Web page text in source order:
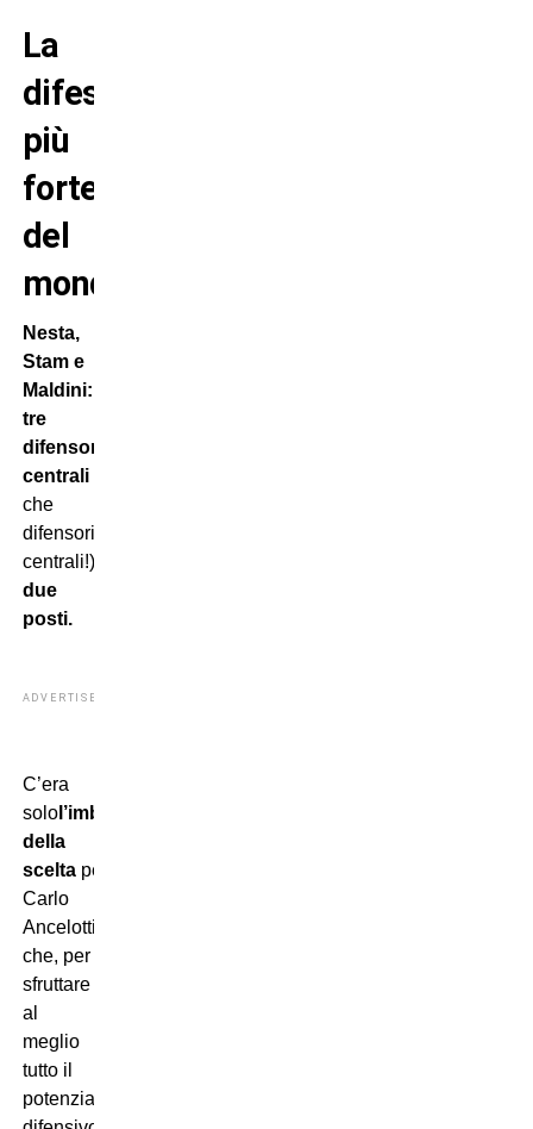
La
difesa
più
forte
del
mondo
Nesta,
Stam e
Maldini:
tre
difensori
centrali(e
che
difensori
centrali!)
due
posti.
ADVERTISEMENT
C’era
solol’imbarazzo
della
scelta per
Carlo
Ancelotti
che, per
sfruttare
al
meglio
tutto il
potenziale